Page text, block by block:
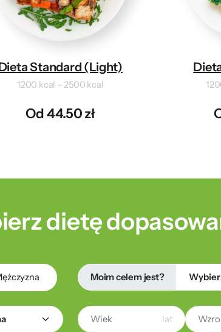
Standard (Light)
1200 kcal – 2500 kcal
Od 44.50 zł
dietę
Moim celem jest?
lat